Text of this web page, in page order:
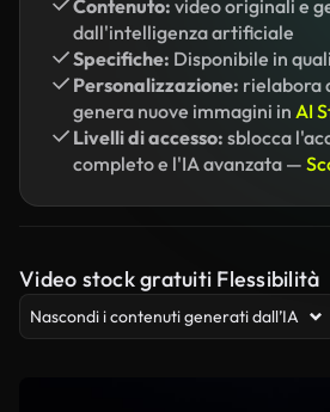
Contenuto: video originali e
dall'intelligenza artificiale
Specifiche: Disponibile in
Personalizzazione: rielabora
genera nuove immagini in AI
Livelli di accesso: sblocca
completo e l'IA avanzata —
Video stock gratuiti Flessibilità
Nascondi i contenuti generati dall’IA